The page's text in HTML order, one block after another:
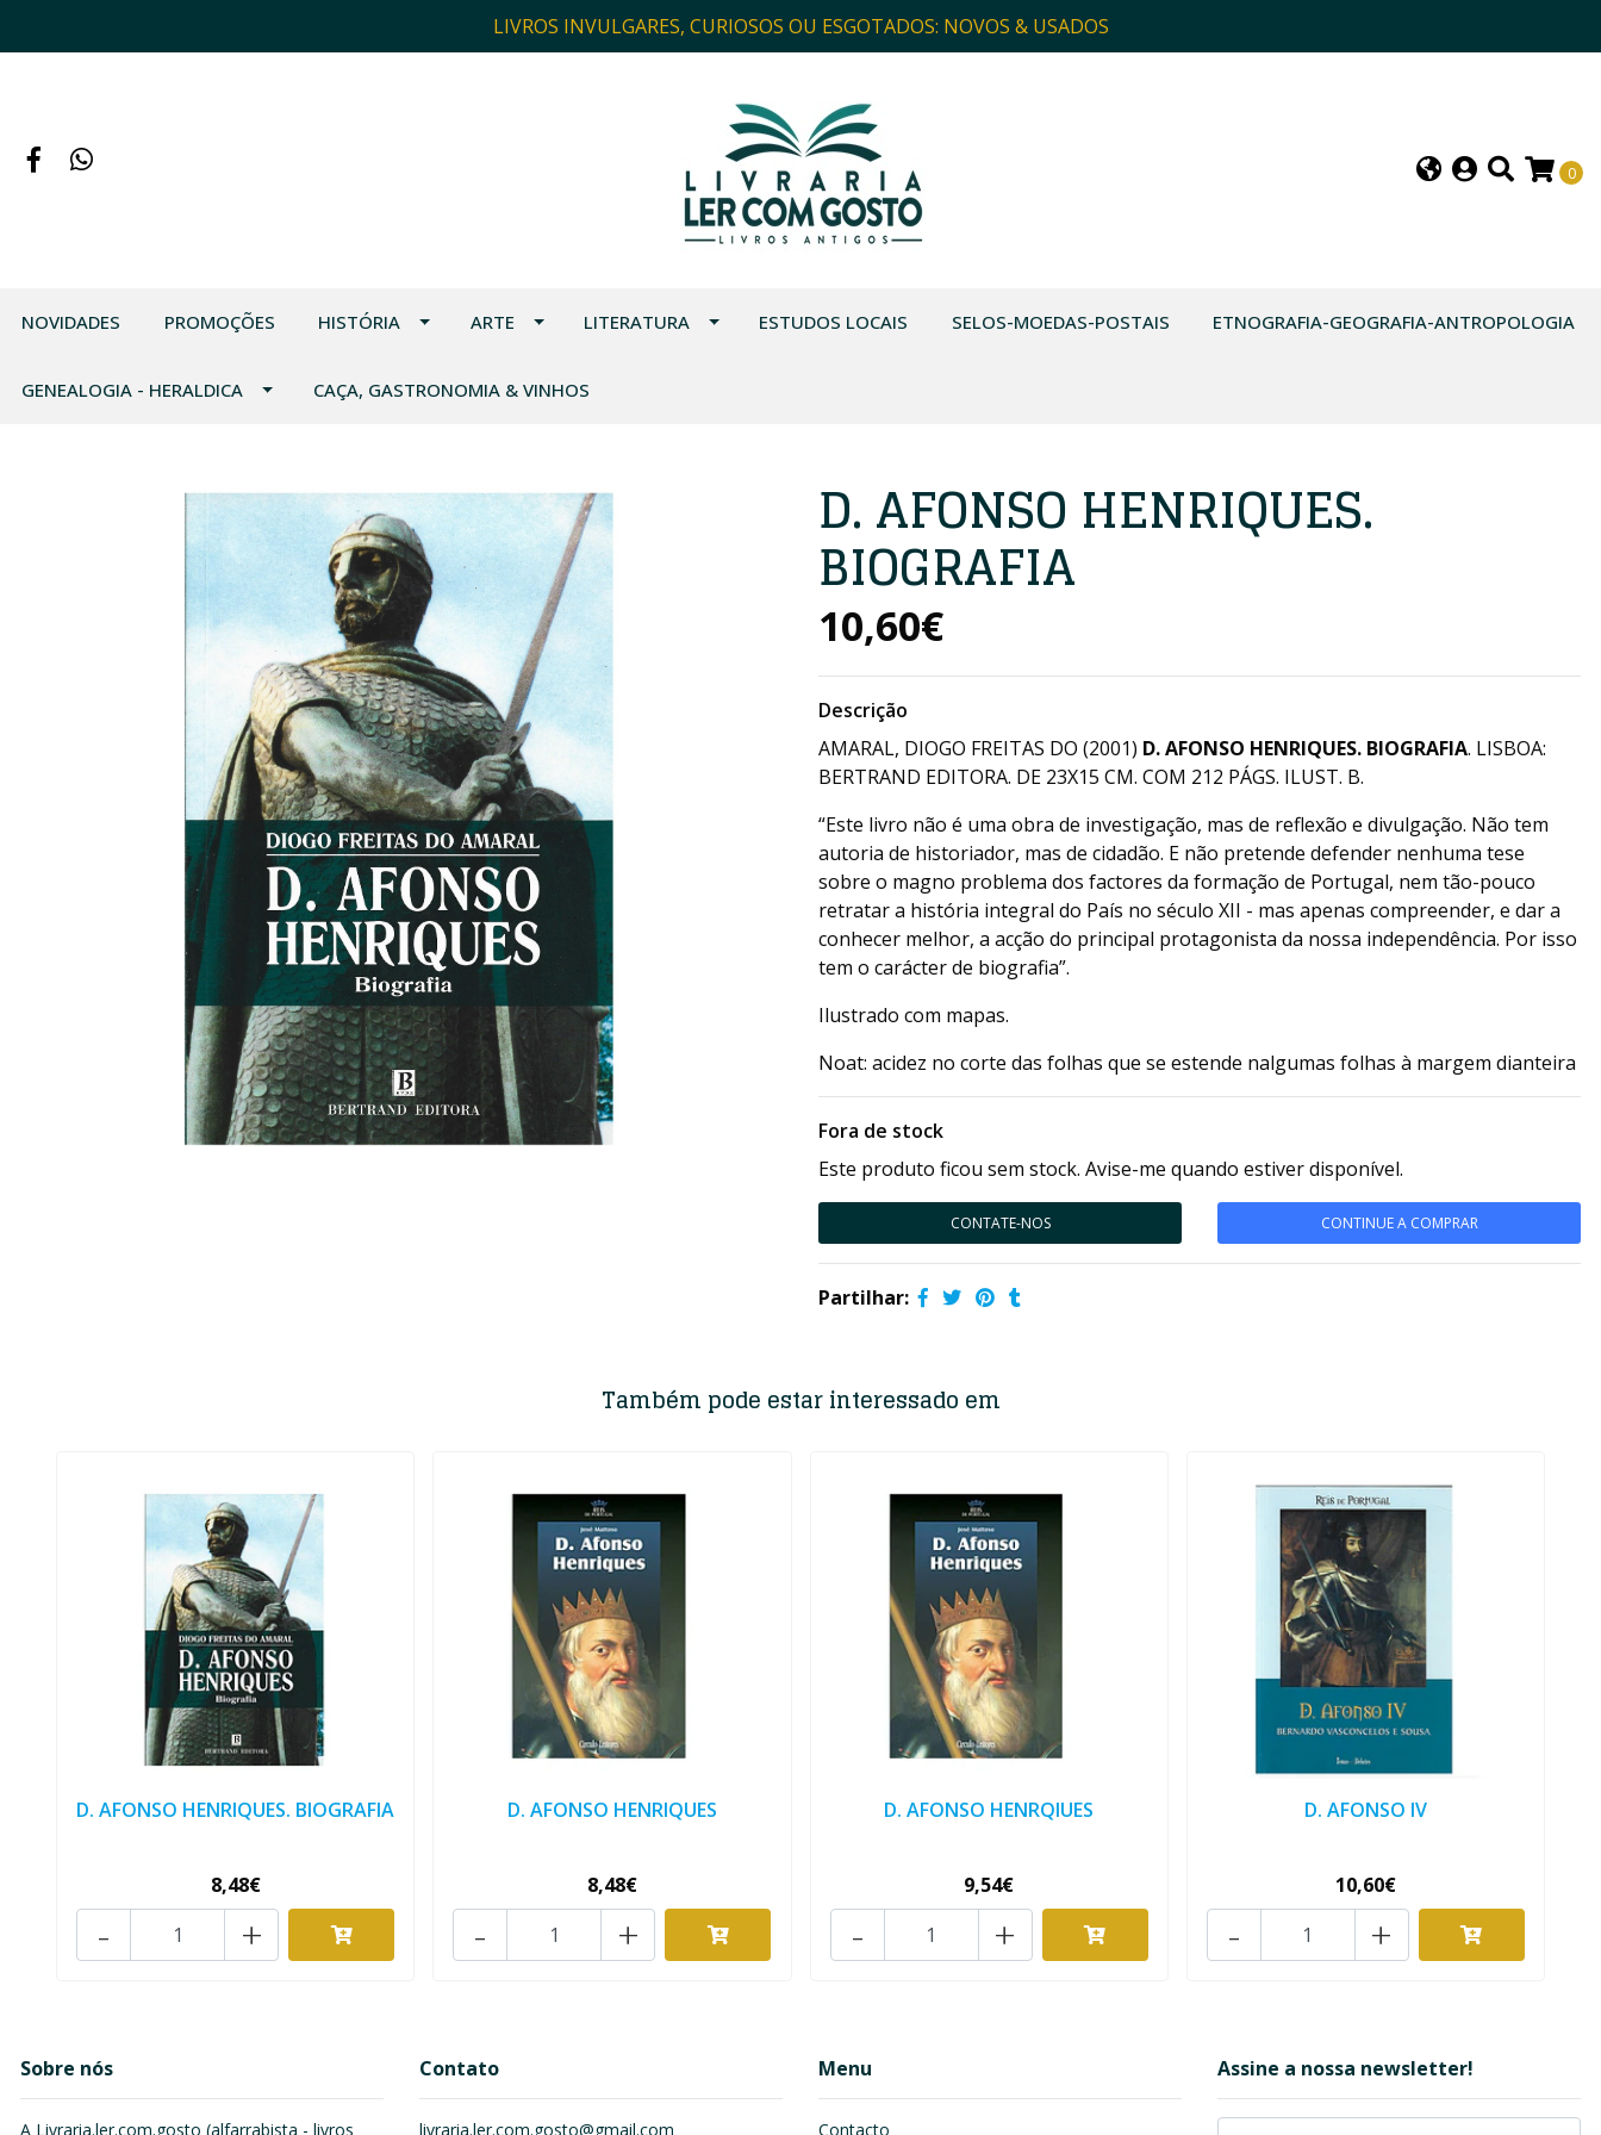
LIVROS INVULGARES, CURIOSOS OU ESGOTADOS: NOVOS & USADOS
0
NOVIDADES PROMOÇÕES HISTÓRIA ARTE LITERATURA ESTUDOS LOCAIS SELOS-MOEDAS-POSTAIS ETNOGRAFIA-GEOGRAFIA-ANTROPOLOGIA
GENEALOGIA - HERALDICA CAÇA, GASTRONOMIA & VINHOS
D. AFONSO HENRIQUES.
BIOGRAFIA
10,60€
Descrição
AMARAL, DIOGO FREITAS DO (2001) D. AFONSO HENRIQUES. BIOGRAFIA. LISBOA:
BERTRAND EDITORA. DE 23X15 CM. COM 212 PÁGS. ILUST. B.
“Este livro não é uma obra de investigação, mas de reflexão e divulgação. Não tem
autoria de historiador, mas de cidadão. E não pretende defender nenhuma tese
sobre o magno problema dos factores da formação de Portugal, nem tão-pouco
retratar a história integral do País no século XII - mas apenas compreender, e dar a
conhecer melhor, a acção do principal protagonista da nossa independência. Por isso
tem o carácter de biografia”.
Ilustrado com mapas.
Noat: acidez no corte das folhas que se estende nalgumas folhas à margem dianteira
Fora de stock
Este produto ficou sem stock. Avise-me quando estiver disponível.
CONTATE-NOS CONTINUE A COMPRAR
Partilhar:
Também pode estar interessado em
D. AFONSO HENRIQUES. BIOGRAFIA
8,48€
+
-
D. AFONSO HENRIQUES
8,48€
+
-
D. AFONSO HENRQIUES
9,54€
+
-
D. AFONSO IV
10,60€
+
-
Sobre nós
A Livraria.ler.com.gosto (alfarrabista - livros
Contato
livraria.ler.com.gosto@gmail.com
Menu
Contacto
Assine a nossa newsletter!